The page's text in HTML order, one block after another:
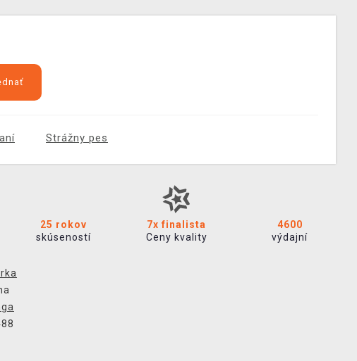
Strážny pes
25 rokov
skúseností
7x finalista
Ceny kvality
4600
výdajní